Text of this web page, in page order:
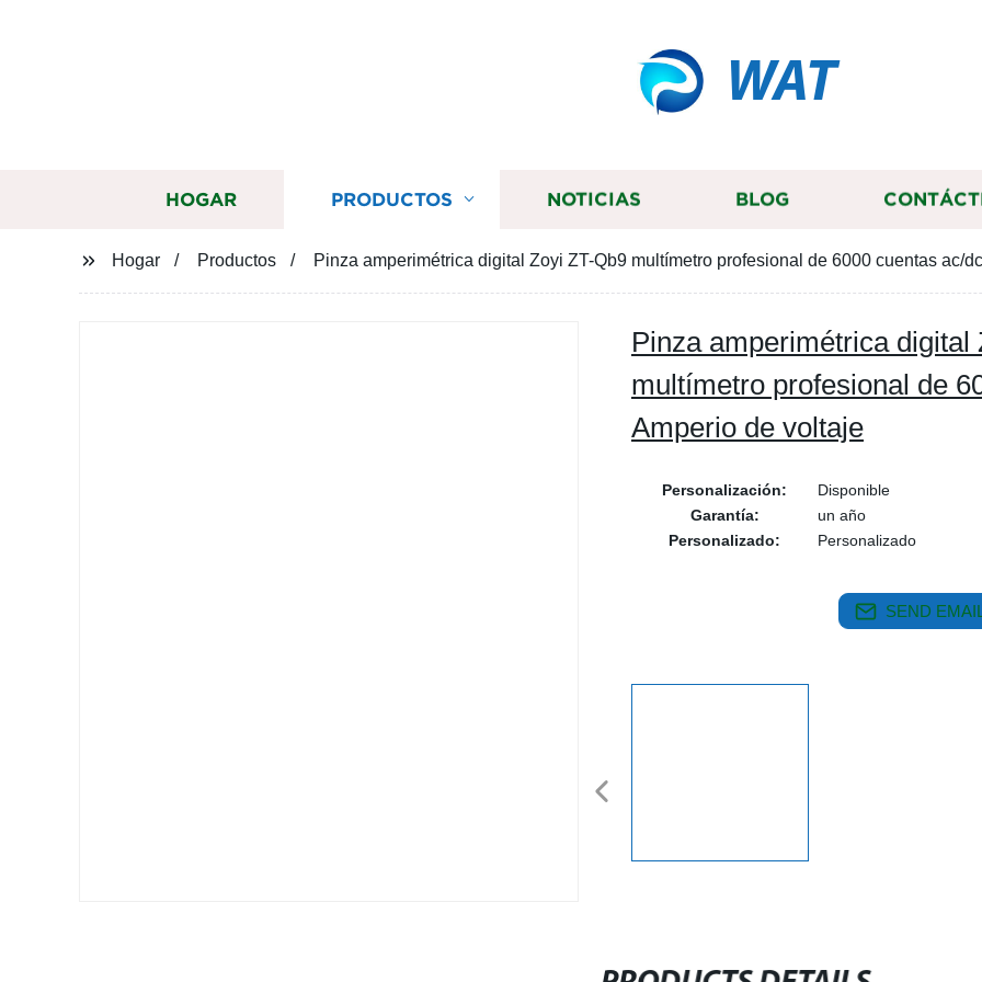
WAT
HOGAR PRODUCTOS NOTICIAS BLOG
Hogar Productos Pinza amperimétrica digital Zoyi ZT-Qb9 multímetro profesional de 6000 cuentas ac/
Pinza amperimétrica digital
multímetro profesional de
Amperio de voltaje
Personalización:
Disponible
Garantía:
un año
Personalizado:
Personalizado
SEND